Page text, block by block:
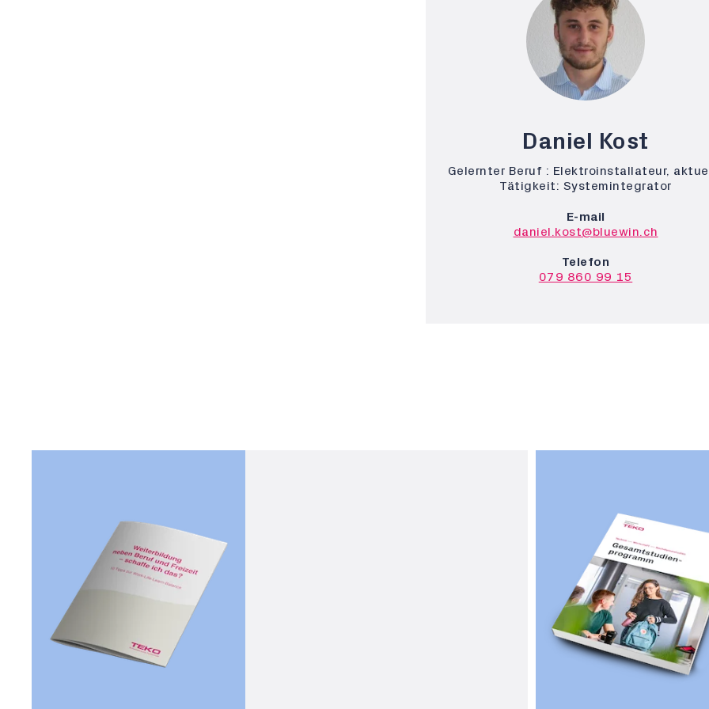
Daniel Kost
Gelernter Beruf : Elektroinstallateur,
Tätigkeit: Systemintegrator
E-mail
daniel.kost@bluewin.ch
Telefon
079 860 99 15